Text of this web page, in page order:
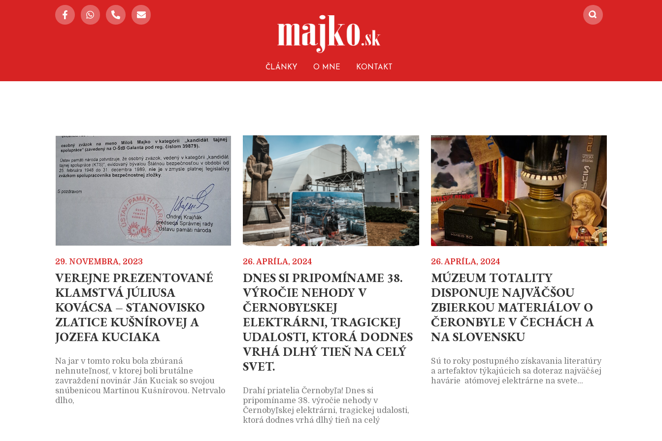
ČLÁNKY O MNE KONTAKT
29. NOVEMBRA, 2023
VEREJNE PREZENTOVANÉ
KLAMSTVÁ JÚLIUSA
KOVÁCSA – STANOVISKO
ZLATICE KUŠNÍROVEJ A
JOZEFA KUCIAKA
Na jar v tomto roku bola zbúraná
nehnuteľnosť, v ktorej boli brutálne
zavraždení novinár Ján Kuciak so svojou
snúbenicou Martinou Kušnírovou. Netrvalo
dlho,
26. APRÍLA, 2024
DNES SI PRIPOMÍNAME 38.
VÝROČIE NEHODY V
ČERNOBYĽSKEJ
ELEKTRÁRNI, TRAGICKEJ
UDALOSTI, KTORÁ DODNES
VRHÁ DLHÝ TIEŇ NA CELÝ
SVET.
Drahí priatelia Černobyľa! Dnes si
pripomíname 38. výročie nehody v
Černobyľskej elektrárni, tragickej udalosti,
ktorá dodnes vrhá dlhý tieň na celý
26. APRÍLA, 2024
MÚZEUM TOTALITY
DISPONUJE NAJVÄČŠOU
ZBIERKOU MATERIÁLOV O
ČERONBYLE V ČECHÁCH A
NA SLOVENSKU
Sú to roky postupného získavania literatúry
a artefaktov týkajúcich sa doteraz najväčšej
havárie atómovej elektrárne na svete…